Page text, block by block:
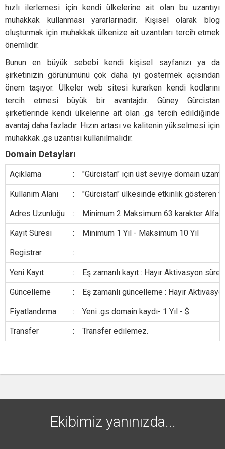
hızlı ilerlemesi için kendi ülkelerine ait olan bu uzantıyı
muhakkak kullanması yararlarınadır. Kişisel olarak blog
oluşturmak için muhakkak ülkenize ait uzantıları tercih etmek
önemlidir.
Bunun en büyük sebebi kendi kişisel sayfanızı ya da
şirketinizin görünümünü çok daha iyi göstermek açısından
önem taşıyor. Ülkeler web sitesi kurarken kendi kodlarını
tercih etmesi büyük bir avantajdır. Güney Gürcistan
şirketlerinde kendi ülkelerine ait olan .gs tercih edildiğinde
avantaj daha fazladır. Hızın artası ve kalitenin yükselmesi için
muhakkak .gs uzantısı kullanılmalıdır.
Domain Detayları
Açıklama : "Gürcistan" için üst seviye domain
Kullanım Alanı : "Gürcistan" ülkesinde etkinlik gösteren
Adres Uzunluğu : Minimum 2 Maksimum 63 karakter
Kayıt Süresi : Minimum 1 Yıl - Maksimum 10 Yıl
Registrar :
Yeni Kayıt : Eş zamanlı kayıt : Hayır Aktivasyon
Güncelleme : Eş zamanlı güncelleme : Hayır
Fiyatlandırma : Yeni .gs domain kaydı- 1 Yıl - $
Transfer : Transfer edilemez.
Ekibimiz yanınızda...